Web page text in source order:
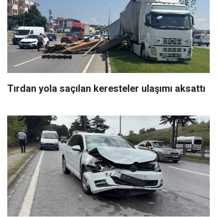
Tırdan yola saçılan keresteler ulaşımı aksattı